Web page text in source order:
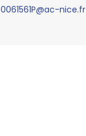
0061561P@ac-nice.fr